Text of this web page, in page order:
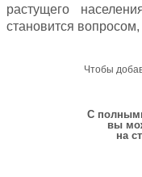
растущего
становится
Чтобы
С
вы
на